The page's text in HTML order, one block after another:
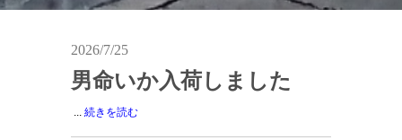
2026/7/25
男命いか入荷しました
続きを読む